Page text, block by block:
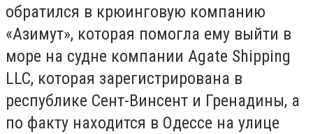
обратился в крюинговую компанию
«Азимут», которая помогла ему выйти в
море на судне компании Agate Shipping
LLC, которая зарегистрирована в
республике Сент-Винсент и Гренадины, а
по факту находится в Одессе на улице